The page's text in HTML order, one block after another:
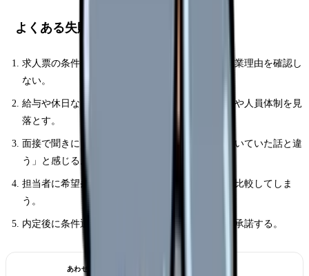
よくある失敗パターン
求人票の条件名だけで判断し、実際の勤務表や残業理由を確認し
ない。
給与や休日など一つの条件だけで決め、教育体制や人員体制を見
落とす。
面接で聞きにくいことを確認せず、入職後に「聞いていた話と違
う」と感じる。
担当者に希望条件を曖昧に伝え、合わない求人を比較してしま
う。
内定後に条件通知書を確認せず、口頭説明だけで承諾する。
あわせて読みたい